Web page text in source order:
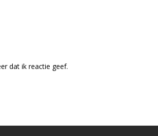
dat ik reactie geef.